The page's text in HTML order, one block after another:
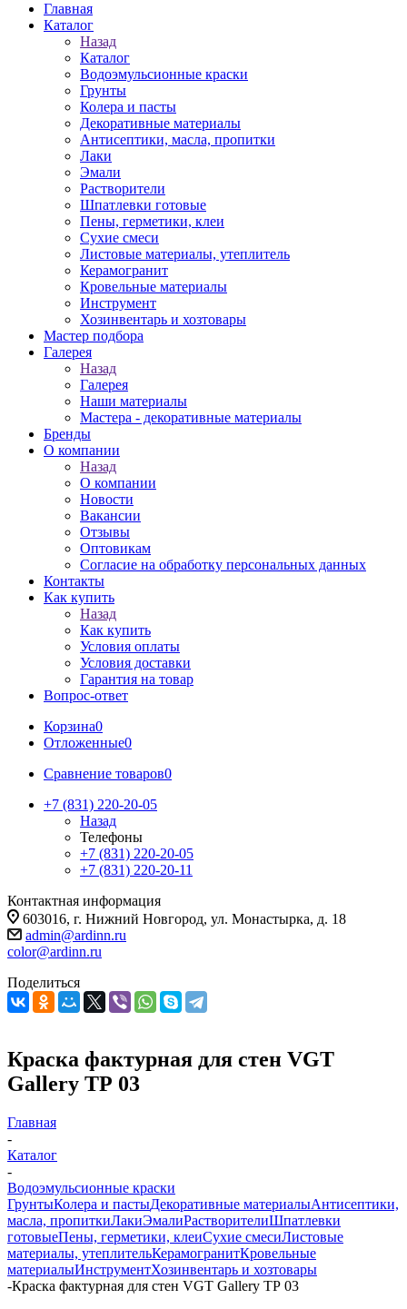
Главная
Каталог
Назад
Каталог
Водоэмульсионные краски
Грунты
Колера и пасты
Декоративные материалы
Антисептики, масла, пропитки
Лаки
Эмали
Растворители
Шпатлевки готовые
Пены, герметики, клеи
Сухие смеси
Листовые материалы, утеплитель
Керамогранит
Кровельные материалы
Инструмент
Хозинвентарь и хозтовары
Мастер подбора
Галерея
Назад
Галерея
Наши материалы
Мастера - декоративные материалы
Бренды
О компании
Назад
О компании
Новости
Вакансии
Отзывы
Оптовикам
Cогласие на обработку персональных данных
Контакты
Как купить
Назад
Как купить
Условия оплаты
Условия доставки
Гарантия на товар
Вопрос-ответ
Корзина0
Отложенные0
Сравнение товаров0
+7 (831) 220-20-05
Назад
Телефоны
+7 (831) 220-20-05
+7 (831) 220-20-11
Контактная информация
603016, г. Нижний Новгород, ул. Монастырка, д. 18
admin@ardinn.ru
color@ardinn.ru
Поделиться
Краска фактурная для стен VGT
Gallery ТР 03
Главная
-
Каталог
-
Водоэмульсионные краски
ГрунтыКолера и пастыДекоративные материалыАнтисептики,
масла, пропиткиЛакиЭмалиРастворителиШпатлевки
готовыеПены, герметики, клеиСухие смесиЛистовые
материалы, утеплительКерамогранитКровельные
материалыИнструментХозинвентарь и хозтовары
-Краска фактурная для стен VGT Gallery ТР 03